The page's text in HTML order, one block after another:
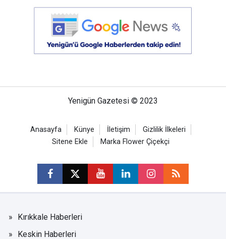
Yenigün Gazetesi © 2023
Anasayfa Künye İletişim
Gizlilik İlkeleri
Sitene Ekle
Marka Flower Çiçekçi
Kırıkkale Haberleri
Keskin Haberleri